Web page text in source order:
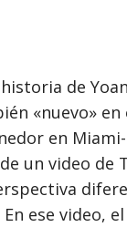
de
«nuevo» en
en
un video de
ese video,